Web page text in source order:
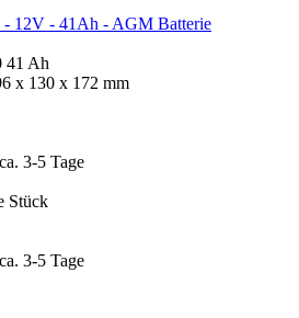
12V - 41Ah - AGM Batterie
41 Ah
x 130 x 172 mm
ca. 3-5 Tage
Stück
ca. 3-5 Tage